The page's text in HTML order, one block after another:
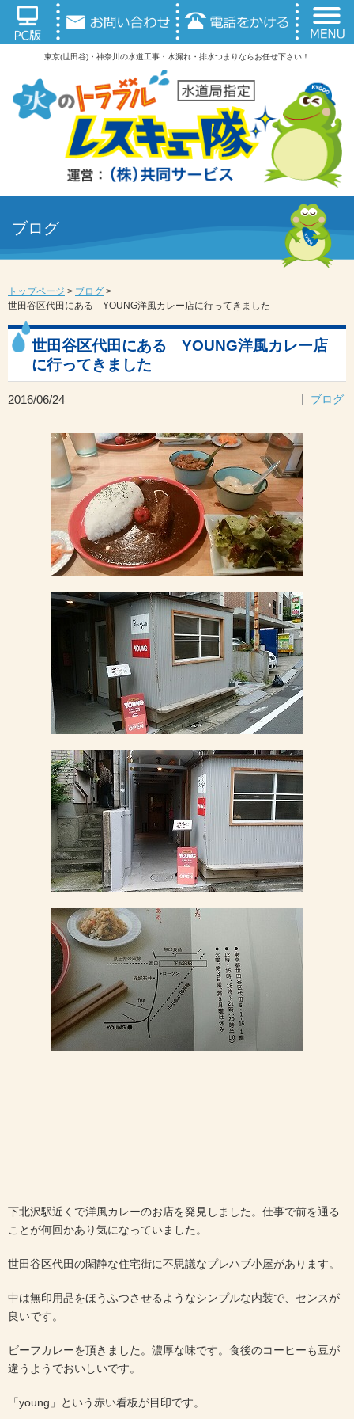
東京(世田谷)・神奈川の水道工事・水漏れ・排水つまりならお任せ下さい！
ブログ
トップページ > ブログ >
世田谷区代田にある YOUNG洋風カレー店に行ってきました
世田谷区代田にある YOUNG洋風カレー店
に行ってきました
2016/06/24 ブログ
下北沢駅近くで洋風カレーのお店を発見しました。仕事で前を通る
ことが何回かあり気になっていました。
世田谷区代田の閑静な住宅街に不思議なプレハブ小屋があります。
中は無印用品をほうふつさせるようなシンプルな内装で、センスが
良いです。
ビーフカレーを頂きました。濃厚な味です。食後のコーヒーも豆が
違うようでおいしいです。
「young」という赤い看板が目印です。